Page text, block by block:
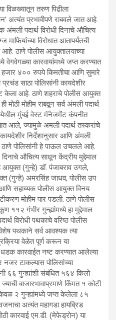
विळख्यातून तरुण पिढीला
अत्यंत प्रभावीपणे राबवले जात आहे.
अंमली पदार्थ विरोधी दिनाचे औचित्य
विरोधात आतापर्यंतची
ठाणे पोलीस आयुक्तालयाच्या
वेगवेगळ्या कारवायांमध्ये जप्त करण्यात
४०० रुपये किमतीचा आणि सुमारे
साठा पोलिसांनी कायदेशीर
केला आहे. ठाणे शहराचे पोलीस आयुक्त
मोहीम राबवून सर्व अंमली पदार्थ
येथील मुंबई वेस्ट मॅनेजमेंट कंपनीत
आले, ज्यामुळे अमली पदार्थ तस्करांचे
निर्देशानुसार आणि अंमली
ठाणे पोलिसांनी हे पाऊल उचलले आहे.
औचित्य साधून केंद्रीय मुद्देमाल
आयुक्त (गुन्हे) डॉ. पंजाबराव उगले,
(गुन्हे) अमरसिंह जाधव, पोलीस उप
सहाय्यक पोलीस आयुक्त विनय
मोहीम पार पडली. ठाणे पोलीस
गंभीर गुन्ह्यांमध्ये हा मुद्देमाल
विरोधी पथकाचे वरिष्ठ पोलीस
पथकाने सर्व आवश्यक त्या
वेळेत पूर्ण करून या
धडक कारवाईत नष्ट करण्यात आलेल्या
टाकल्यास पोलिसांच्या
६६ गुन्ह्यांशी संबंधित ५६४ किलो
बाजारभावाप्रमाणे किंमत १ कोटी
२ गुन्ह्यांमध्ये जप्त केलेला ८५
अत्यंत महागडा हायब्रिड
कारवाई एम.डी. (मेफेड्रोन) या